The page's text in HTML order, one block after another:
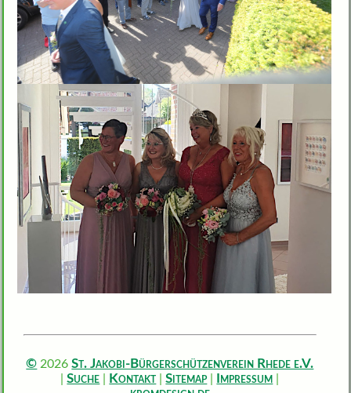
© 2026St. Jakobi-Bürgerschützenverein Rhede e.V.
|Suche Kontakt |Sitemap Impressum